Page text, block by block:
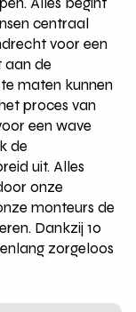
centraal
voor een
aan de
maten kunnen
proces van
een wave
de
uit. Alles
onze
monteurs de
Dankzij 10
zorgeloos